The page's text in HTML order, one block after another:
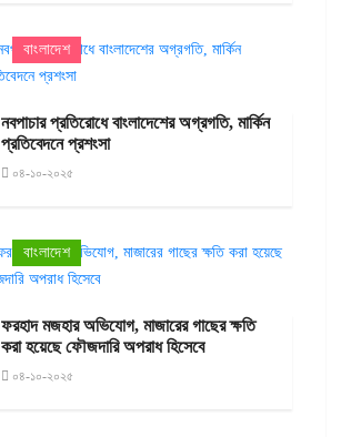
বাংলাদেশ
নবপাচার প্রতিরোধে বাংলাদেশের অগ্রগতি, মার্কিন
প্রতিবেদনে প্রশংসা
০৪-১০-২০২৫
বাংলাদেশ
ফরহাদ মজহার অভিযোগ, মাজারের গাছের ক্ষতি
করা হয়েছে ফৌজদারি অপরাধ হিসেবে
০৪-১০-২০২৫